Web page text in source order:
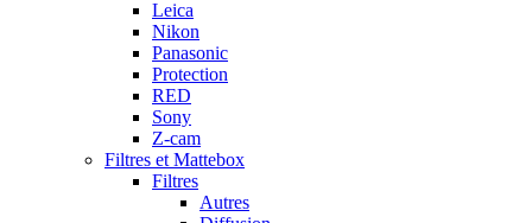
Leica
Nikon
Panasonic
Protection
RED
Sony
Z-cam
Filtres et Mattebox
Filtres
Autres